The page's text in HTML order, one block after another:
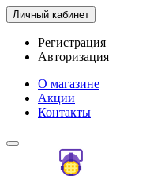
Личный кабинет
Регистрация
Авторизация
О магазине
Акции
Контакты